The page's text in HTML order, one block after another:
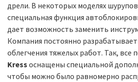
дрели. В некоторых моделях
специальная функция
дает возможность заменить
Компания постоянно
облегчения тяжелых работ. Так,
Kress оснащены специальной
чтобы можно было равномерно